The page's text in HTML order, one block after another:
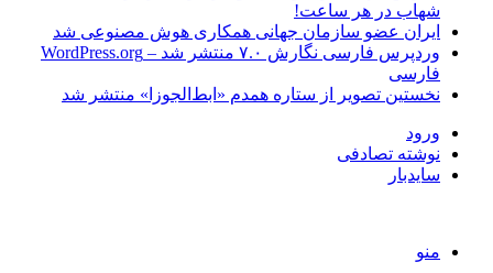
شهاب در هر ساعت!
ایران عضو سازمان جهانی همکاری هوش مصنوعی شد
وردپرس فارسی نگارش ۷.۰ منتشر شد – WordPress.org
فارسی
نخستین تصویر از ستاره همدم «ابط‌الجوزا» منتشر شد
ورود
نوشته تصادفی
سایدبار
منو